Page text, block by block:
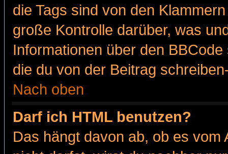
die Tags sind von den
große Kontrolle darüber, was
Informationen über den
die du von der Beitrag
Nach oben
Darf ich HTML benutzen?
Das hängt davon ab, ob es